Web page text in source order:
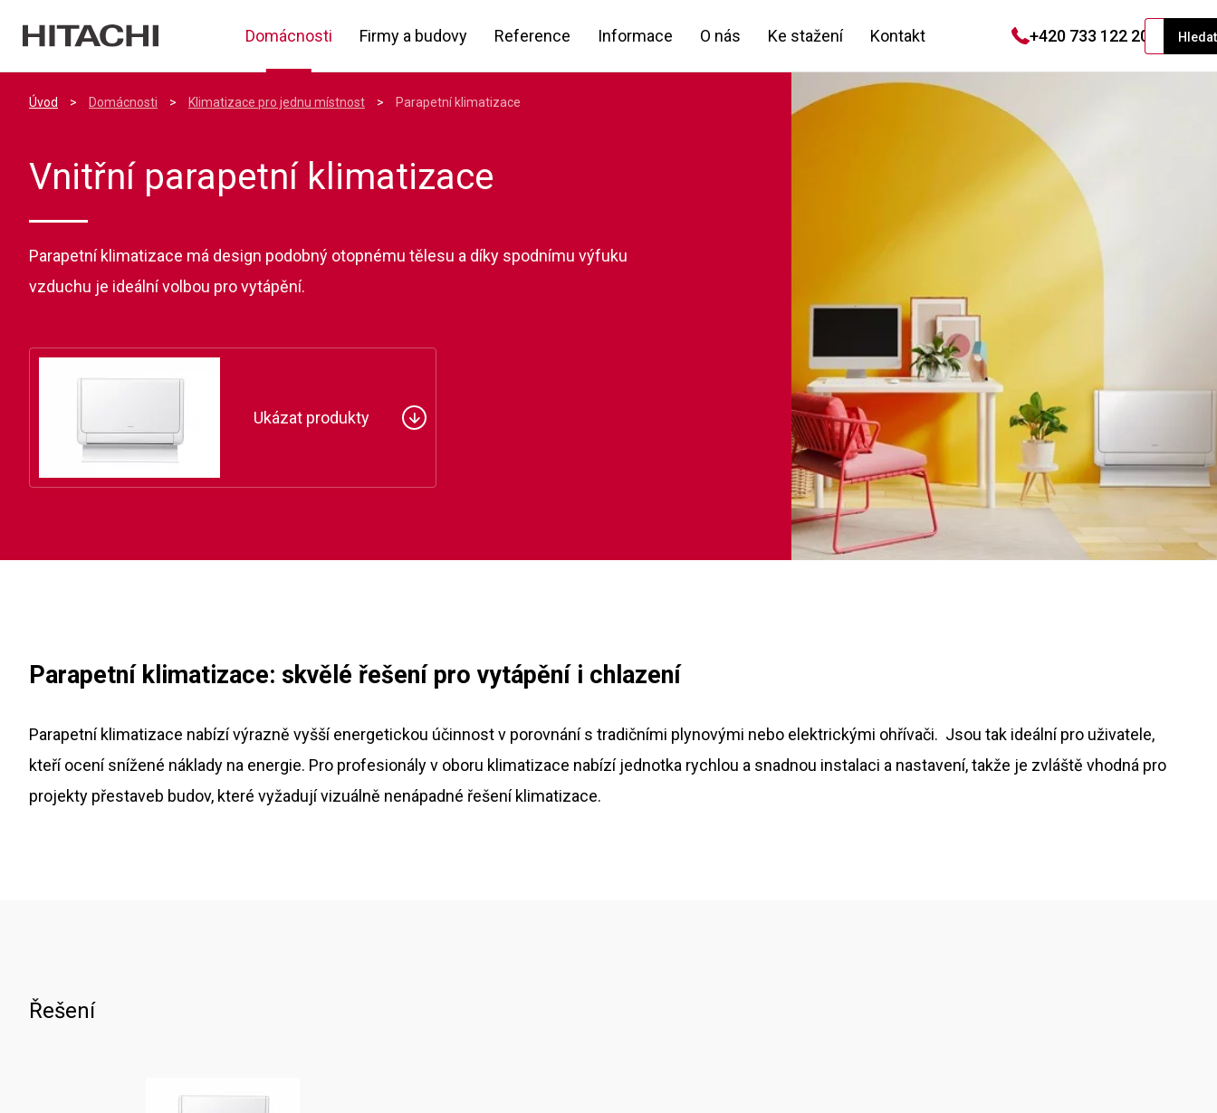
Domácnosti Firmy a budovy Reference Informace O nás Ke stažení Kontakt +420 733 122 208
Úvod > Domácnosti > Klimatizace pro jednu místnost > Parapetní klimatizace
Vnitřní parapetní klimatizace
Parapetní klimatizace má design podobný otopnému tělesu a díky spodnímu výfuku
vzduchu je ideální volbou pro vytápění.
Ukázat produkty
Parapetní klimatizace: skvělé řešení pro vytápění i chlazení
Parapetní klimatizace nabízí výrazně vyšší energetickou účinnost v porovnání s tradičními plynovými nebo elektrickými ohřívači. Jsou tak ideální pro uživatele,
kteří ocení snížené náklady na energie. Pro profesionály v oboru klimatizace nabízí jednotka rychlou a snadnou instalaci a nastavení, takže je zvláště vhodná pro
projekty přestaveb budov, které vyžadují vizuálně nenápadné řešení klimatizace.
Řešení